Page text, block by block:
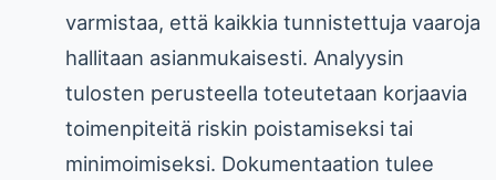
varmistaa, että kaikkia tunnistettuja vaaroja
hallitaan asianmukaisesti. Analyysin
tulosten perusteella toteutetaan korjaavia
toimenpiteitä riskin poistamiseksi tai
minimoimiseksi. Dokumentaation tulee